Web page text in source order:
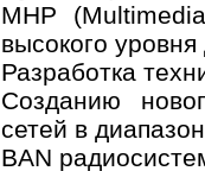
MHP
высокого
Разработка
Созданию
сетей в
BAN